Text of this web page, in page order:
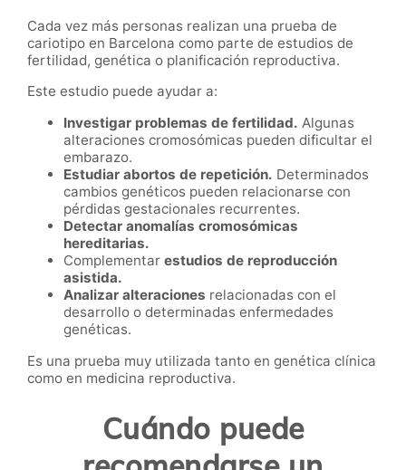
Cada vez más personas realizan una prueba de
cariotipo en Barcelona como parte de estudios de
fertilidad, genética o planificación reproductiva.
Este estudio puede ayudar a:
Investigar problemas de fertilidad. Algunas
alteraciones cromosómicas pueden dificultar el
embarazo.
Estudiar abortos de repetición. Determinados
cambios genéticos pueden relacionarse con
pérdidas gestacionales recurrentes.
Detectar anomalías cromosómicas
hereditarias.
Complementar estudios de reproducción
asistida.
Analizar alteraciones relacionadas con el
desarrollo o determinadas enfermedades
genéticas.
Es una prueba muy utilizada tanto en genética clínica
como en medicina reproductiva.
Cuándo puede